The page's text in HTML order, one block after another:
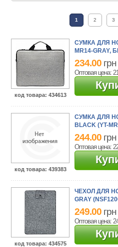
Voltronic (5)
Тип:
Рюкзак (50)
Сумка (145)
1 2 3
код товара: 434613
СУМКА ДЛЯ
MR14-GRAY,
234.00 грн
Оптовая цена:
код товара: 439383
СУМКА ДЛЯ
BLACK (YT-
244.00 грн
Оптовая цена:
код товара: 434575
ЧЕХОЛ ДЛЯ
GRAY
249.00 грн
Оптовая цена: